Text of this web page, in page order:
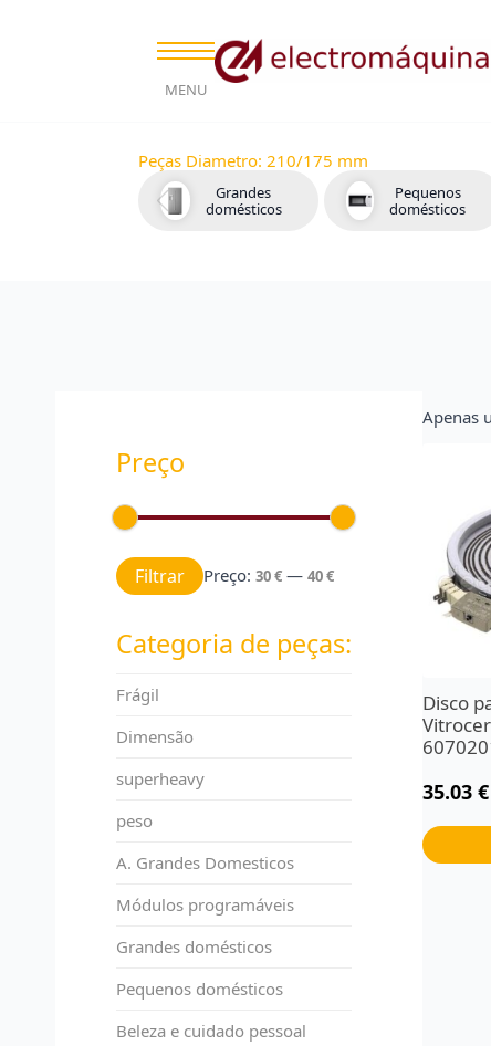
MENU
Peças Diametro: 210/175 mm
Grandes
domésticos
Pequenos
domésticos
Preço
Preço mínimo
Preço máximo
Filtrar Preço: 30 € — 40 €
Categoria de peças:
Frágil
Dimensão
superheavy
peso
A. Grandes Domesticos
Módulos programáveis
Grandes domésticos
Pequenos domésticos
Beleza e cuidado pessoal
Apenas
Disco
35.03€